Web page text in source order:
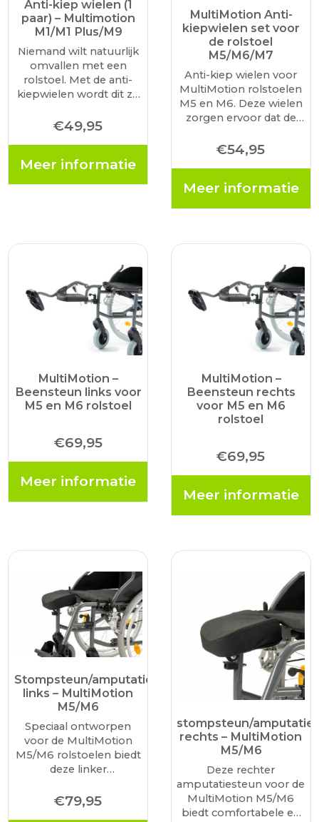
Anti-kiep wielen (1
paar) – Multimotion
M1/M1 Plus/M9
Niemand wilt natuurlijk
omvallen met een
rolstoel. Met de anti-
kiepwielen wordt dit zo
Deze anti-kiep wielen
worden per paar
alleen geschikt voor de
€49,95
Meer informatie
MultiMotion Anti-
kiepwielen set voor
de rolstoel
M5/M6/M7
Anti-kiep wielen voor
MultiMotion rolstoelen
M5 en M6. Deze wielen
zorgen ervoor dat de
kan vallen.
€54,95
Meer informatie
MultiMotion –
Beensteun links voor
M5 en M6 rolstoel
€69,95
Meer informatie
MultiMotion –
Beensteun rechts
voor M5 en M6
rolstoel
€69,95
Meer informatie
Stompsteun/amputatiesteun
links – MultiMotion
M5/M6
Speciaal ontworpen
voor de MultiMotion
M5/M6 rolstoelen biedt
deze linker
optimale
ondersteuning en
€79,95
stompsteun/
rechts – MultiMotion
M5/M6
Deze rechter
amputatiesteun voor de
MultiMotion M5/M6
biedt comfortabele en